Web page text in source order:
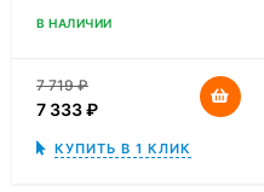
В НАЛИЧИИ
7 719₽
7 333₽
КУПИТЬ В 1 КЛИК